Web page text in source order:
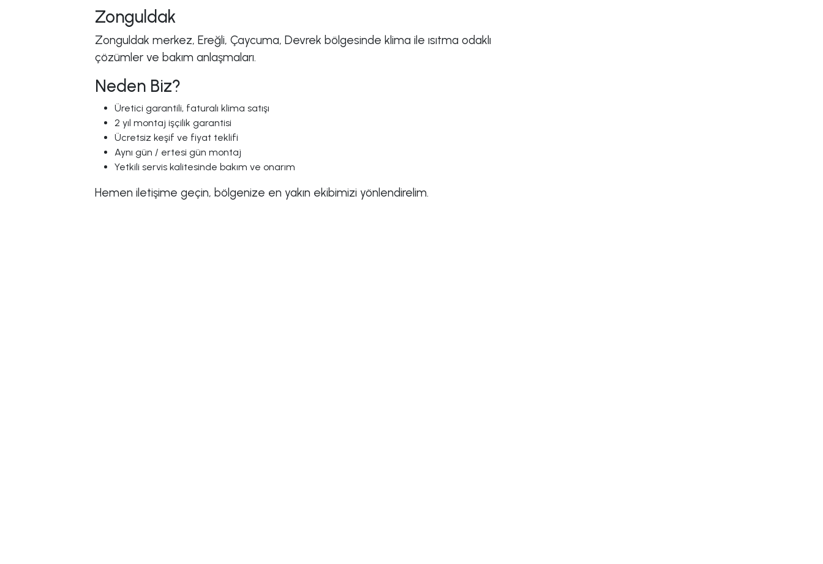
Zonguldak
Zonguldak merkez, Ereğli, Çaycuma, Devrek bölgesinde klima ile ısıtma odaklı
çözümler ve bakım anlaşmaları.
Neden Biz?
Üretici garantili, faturalı klima satışı
2 yıl montaj işçilik garantisi
Ücretsiz keşif ve fiyat teklifi
Aynı gün / ertesi gün montaj
Yetkili servis kalitesinde bakım ve onarım
Hemen iletişime geçin, bölgenize en yakın ekibimizi yönlendirelim.